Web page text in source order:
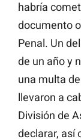
habría
documento
Penal. Un
de un año y
una multa
llevaron a
División de
declarar, así